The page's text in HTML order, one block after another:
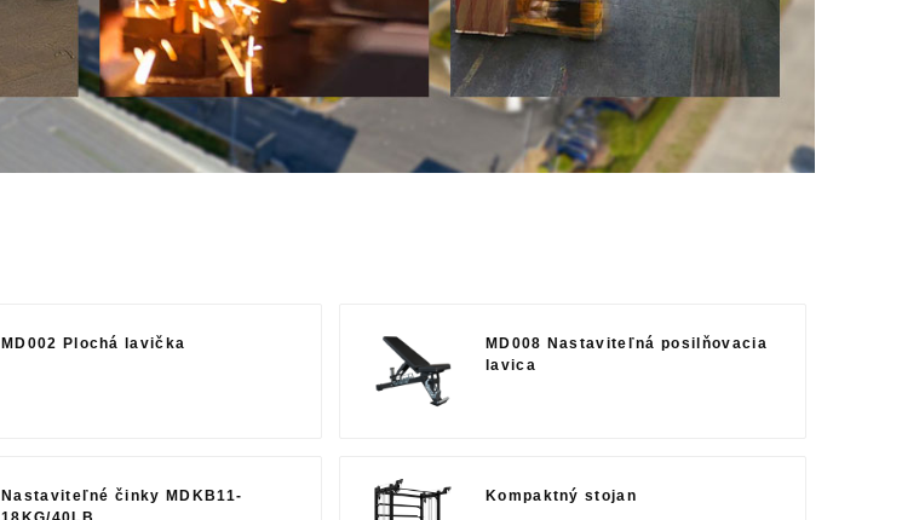
MD002 Plochá lavička
MD008 Nastaviteľná posilňovacia
lavica
Nastaviteľné činky MDKB11-
Kompaktný stojan